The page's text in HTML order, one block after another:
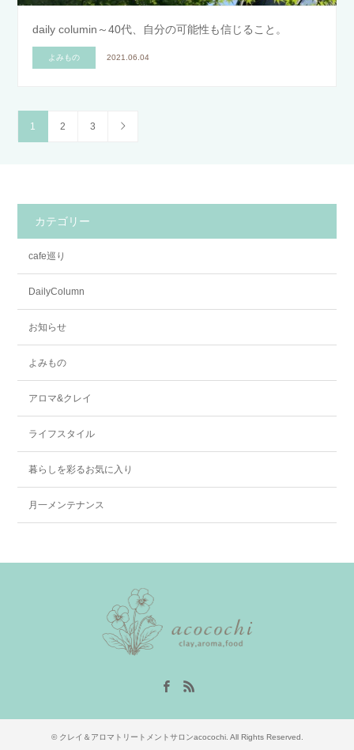
daily columin～40代、自分の可能性も信じること。
よみもの 2021.06.04
1 2 3
カテゴリー
cafe巡り
DailyColumn
お知らせ
よみもの
アロマ&クレイ
ライフスタイル
暮らしを彩るお気に入り
月一メンテナンス
© クレイ＆アロマトリートメントサロンacocochi. All Rights Reserved.